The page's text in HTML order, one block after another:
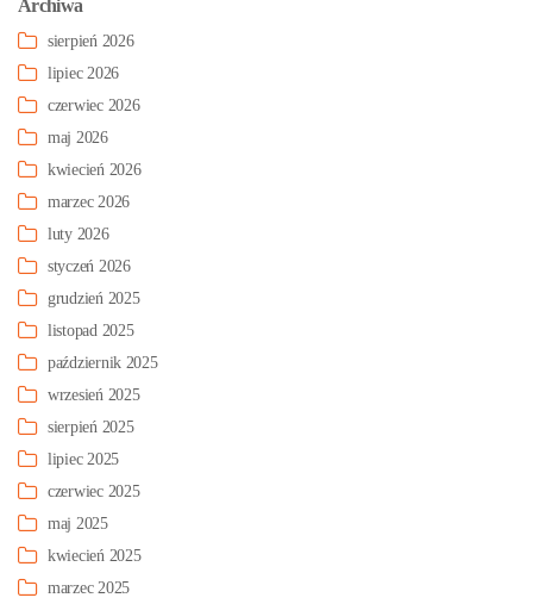
Archiwa
sierpień 2026
lipiec 2026
czerwiec 2026
maj 2026
kwiecień 2026
marzec 2026
luty 2026
styczeń 2026
grudzień 2025
listopad 2025
październik 2025
wrzesień 2025
sierpień 2025
lipiec 2025
czerwiec 2025
maj 2025
kwiecień 2025
marzec 2025